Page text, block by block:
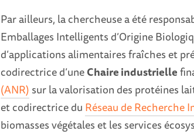
Par ailleurs, la chercheuse a été
Emballages Intelligents d’Origine
d’applications alimentaires fraîches et
codirectrice d’uneChaire industrielle
(ANR) sur la valorisation des protéines
et codirectrice du Réseau de Recherche
biomasses végétales et les services